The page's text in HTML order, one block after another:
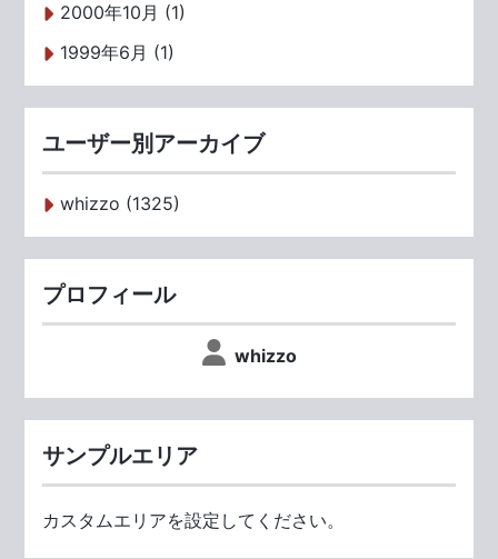
2000年10月 (1)
1999年6月 (1)
ユーザー別アーカイブ
whizzo (1325)
プロフィール
whizzo
サンプルエリア
カスタムエリアを設定してください。